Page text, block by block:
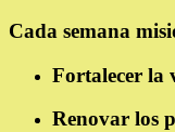
Cada semana
Fortalecer la
Renovar los